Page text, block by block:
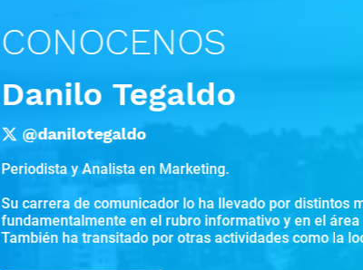
CONOCENOS
Danilo Tegaldo
@danilotegaldo
Periodista y Analista en Marketing.
Su carrera de comunicador lo ha llevado por distintos
fundamentalmente en el rubro informativo y en el área
También ha transitado por otras actividades como la